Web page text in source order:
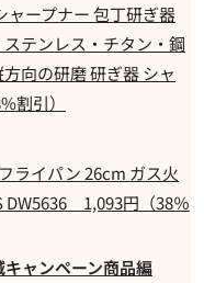
ャープナー 包丁研ぎ器
テンレス・チタン・鋼
向の研磨 研ぎ器 シャ
割引）
ライパン 26cm ガス火
DW5636 1,093円（38％
キャンペーン商品編